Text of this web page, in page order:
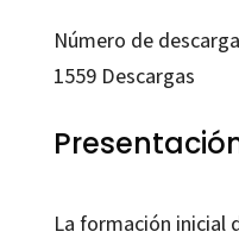
Número de
1559Descargas
La formación inicial